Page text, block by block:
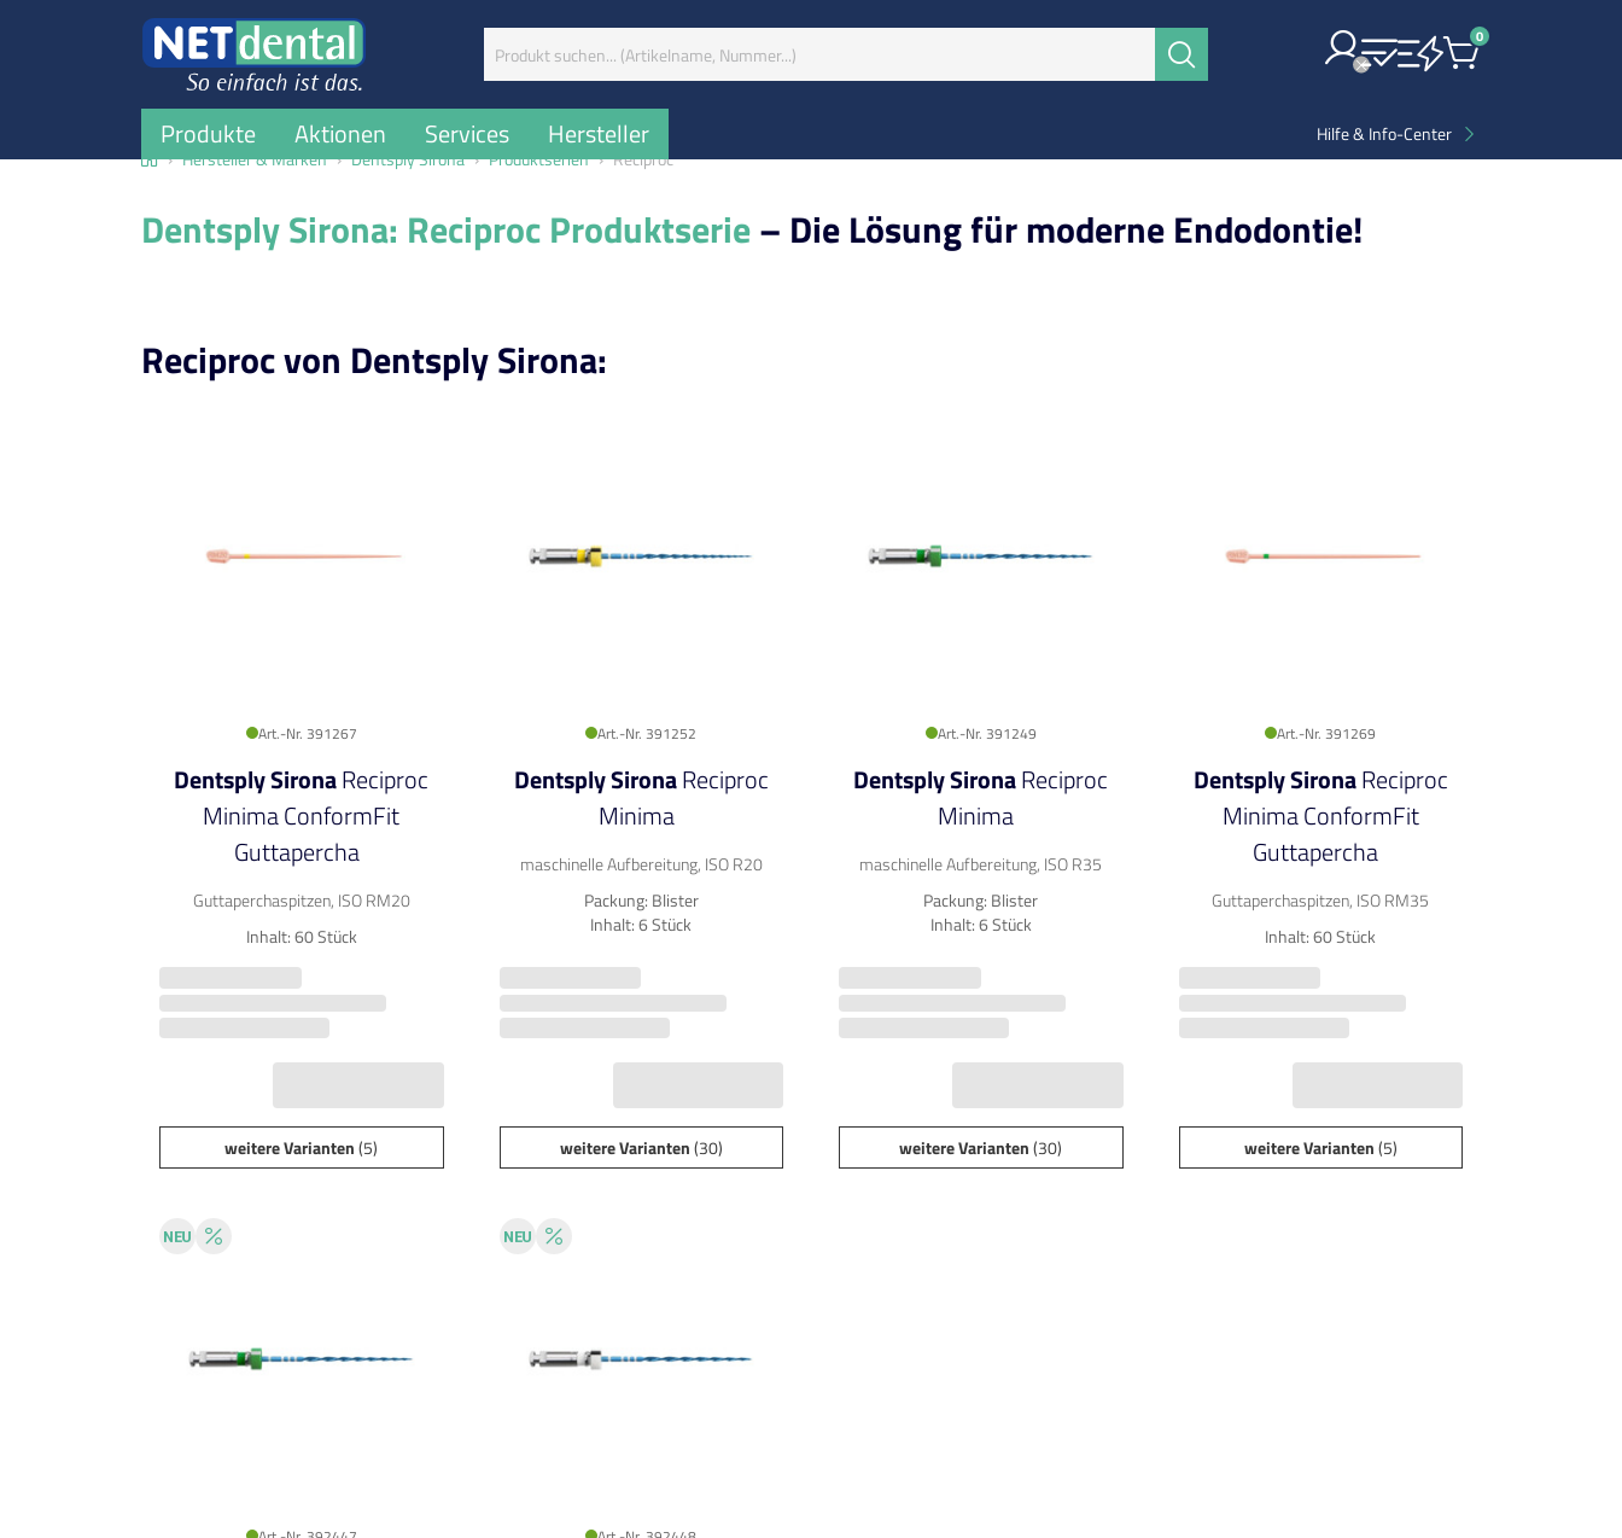
Suchen
0Items
Produkte Aktionen Services Hersteller
Hilfe & Info-Center
HomeHersteller & Marken Dentsply Sirona Produktserien Reciproc
Dentsply Sirona: Reciproc Produktserie– Die Lösung für moderne Endodontie!
Reciproc von Dentsply Sirona:
Art.-Nr. 391267
Dentsply SironaReciproc
Minima ConformFit
Guttapercha
Guttaperchaspitzen, ISO RM20
Inhalt: 60 Stück
weitere Varianten(5)
Art.-Nr. 391252
Dentsply SironaReciproc
Minima
maschinelle Aufbereitung, ISO R20
Packung: Blister
Inhalt: 6 Stück
weitere Varianten(30)
Art.-Nr. 391249
Dentsply SironaReciproc
Minima
maschinelle Aufbereitung, ISO R35
Packung: Blister
Inhalt: 6 Stück
weitere Varianten(30)
Art.-Nr. 391269
Dentsply SironaReciproc
Minima ConformFit
Guttapercha
Guttaperchaspitzen, ISO RM35
Inhalt: 60 Stück
weitere Varianten(5)